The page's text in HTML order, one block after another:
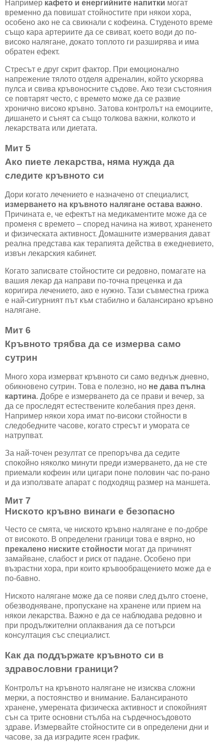
Например кафето и енергийните напитки могат
временно да повишат стойностите при някои хора,
особено ако не са свикнали с кофеина. Студеното време
също кара артериите да се свиват, което води до по-
високо налягане, докато топлото ги разширява и има
обратен ефект.
Стресът е друг скрит фактор. При емоционално
напрежение тялото отделя адреналин, който ускорява
пулса и свива кръвоносните съдове. Ако тези състояния
се повтарят често, с времето може да се развие
хронично високо кръвно. Затова контролът на емоциите,
дишането и сънят са също толкова важни, колкото и
лекарствата или диетата.
Мит 5
Ако пиете лекарства, няма нужда да
следите кръвното си
Дори когато лечението е назначено от специалист,
измерването на кръвното налягане остава важно.
Причината е, че ефектът на медикаментите може да се
променя с времето – според начина на живот, храненето
и физическата активност. Домашните измервания дават
реална представа как терапията действа в ежедневието,
извън лекарския кабинет.
Когато записвате стойностите си редовно, помагате на
вашия лекар да направи по-точна преценка и да
коригира лечението, ако е нужно. Тази съвместна грижа
е най-сигурният път към стабилно и балансирано кръвно
налягане.
Мит 6
Кръвното трябва да се измерва само
сутрин
Много хора измерват кръвното си само веднъж дневно,
обикновено сутрин. Това е полезно, но не дава пълна
картина. Добре е измерването да се прави и вечер, за
да се проследят естествените колебания през деня.
Например някои хора имат по-високи стойности в
следобедните часове, когато стресът и умората се
натрупват.
За най-точен резултат се препоръчва да седите
спокойно няколко минути преди измерването, да не сте
приемали кофеин или цигари поне половин час по-рано
и да използвате апарат с подходящ размер на маншета.
Мит 7
Ниското кръвно винаги е безопасно
Често се смята, че ниското кръвно налягане е по-добре
от високото. В определени граници това е вярно, но
прекалено ниските стойности могат да причинят
замайване, слабост и риск от падане. Особено при
възрастни хора, при които кръвообращението може да е
по-бавно.
Ниското налягане може да се появи след дълго стоене,
обезводняване, пропускане на хранене или прием на
някои лекарства. Важно е да се наблюдава редовно и
при продължителни оплаквания да се потърси
консултация със специалист.
Как да поддържате кръвното си в
здравословни граници?
Контролът на кръвното налягане не изисква сложни
мерки, а постоянство и внимание. Балансираното
хранене, умерената физическа активност и спокойният
сън са трите основни стълба на сърдечносъдовото
здраве. Измервайте стойностите си в определени дни и
часове, за да изградите ясен график.